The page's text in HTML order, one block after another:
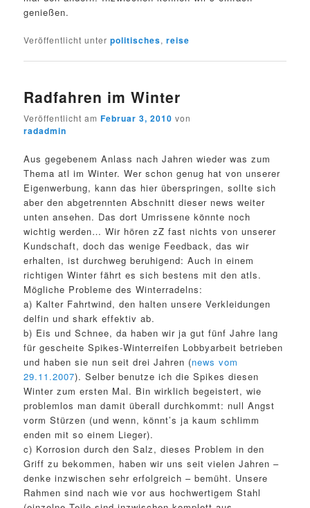
genießen.
Veröffentlicht unter politisches,reise
Radfahren im Winter
Veröffentlicht amFebruar 3, 2010 von
radadmin
Aus gegebenem Anlass nach Jahren wieder was zum
Thema atl im Winter. Wer schon genug hat von unserer
Eigenwerbung, kann das hier überspringen, sollte sich
aber den abgetrennten Abschnitt dieser news weiter
unten ansehen. Das dort Umrissene könnte noch
wichtig werden… Wir hören zZ fast nichts von unserer
Kundschaft, doch das wenige Feedback, das wir
erhalten, ist durchweg beruhigend: Auch in einem
richtigen Winter fährt es sich bestens mit den atls.
Mögliche Probleme des Winterradelns:
a) Kalter Fahrtwind, den halten unsere Verkleidungen
delfin und shark effektiv ab.
b) Eis und Schnee, da haben wir ja gut fünf Jahre lang
für gescheite Spikes-Winterreifen Lobbyarbeit betrieben
und haben sie nun seit drei Jahren (news vom
29.11.2007). Selber benutze ich die Spikes diesen
Winter zum ersten Mal. Bin wirklich begeistert, wie
problemlos man damit überall durchkommt: null Angst
vorm Stürzen (und wenn, könnt’s ja kaum schlimm
enden mit so einem Lieger).
c) Korrosion durch den Salz, dieses Problem in den
Griff zu bekommen, haben wir uns seit vielen Jahren –
denke inzwischen sehr erfolgreich – bemüht. Unsere
Rahmen sind nach wie vor aus hochwertigem Stahl